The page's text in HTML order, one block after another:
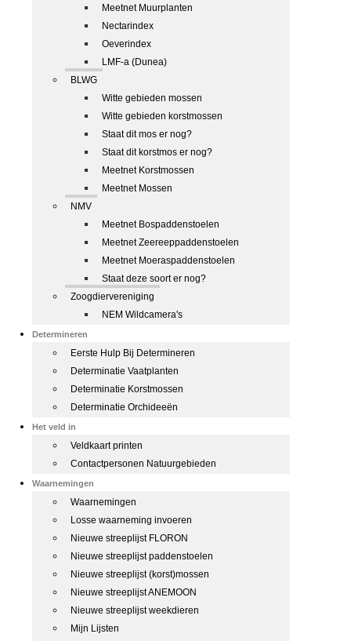
Meetnet Muurplanten
Nectarindex
Oeverindex
LMF-a (Dunea)
BLWG
Witte gebieden mossen
Witte gebieden korstmossen
Staat dit mos er nog?
Staat dit korstmos er nog?
Meetnet Korstmossen
Meetnet Mossen
NMV
Meetnet Bospaddenstoelen
Meetnet Zeereeppaddenstoelen
Meetnet Moeraspaddenstoelen
Staat deze soort er nog?
Zoogdiervereniging
NEM Wildcamera's
Determineren
Eerste Hulp Bij Determineren
Determinatie Vaatplanten
Determinatie Korstmossen
Determinatie Orchideeën
Het veld in
Veldkaart printen
Contactpersonen Natuurgebieden
Waarnemingen
Waarnemingen
Losse waarneming invoeren
Nieuwe streeplijst FLORON
Nieuwe streeplijst paddenstoelen
Nieuwe streeplijst (korst)mossen
Nieuwe streeplijst ANEMOON
Nieuwe streeplijst weekdieren
Mijn Lijsten